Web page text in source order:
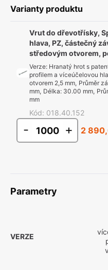
Varianty produktu
Vrut do dřevotřísky,
hlava, PZ, částečný
středovým otvorem,
Verze: Hranatý hrot s
profilem a víceúčelovou
otvorem 2,5 mm, Průměr
mm, Délka: 30.00 mm,
mm
Kód: 018.40.152
- + 2
Parametry
VERZE